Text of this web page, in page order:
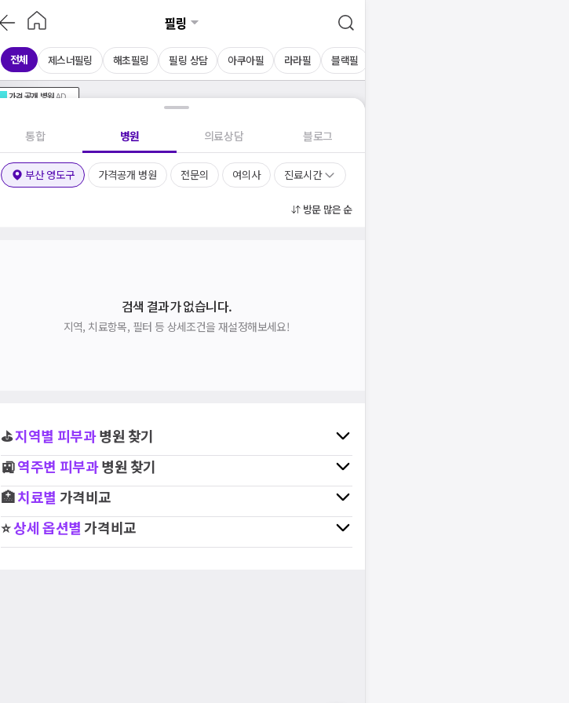
필링
전체 제스너필링 해초필링 필링 상담 아쿠아필 라라필 블랙필
가격공개 병원AD
통합 병원 의료상담 블로그
부산 영도구 가격공개 병원 전문의 여의사 진료시간
방문 많은 순
검색 결과가 없습니다.
지역, 치료항목, 필터 등 상세조건을 재설정해보세요!
⛳지역별 피부과병원 찾기
🚉역주변 피부과병원 찾기
🏥치료별 가격비교
⭐상세 옵션별가격비교